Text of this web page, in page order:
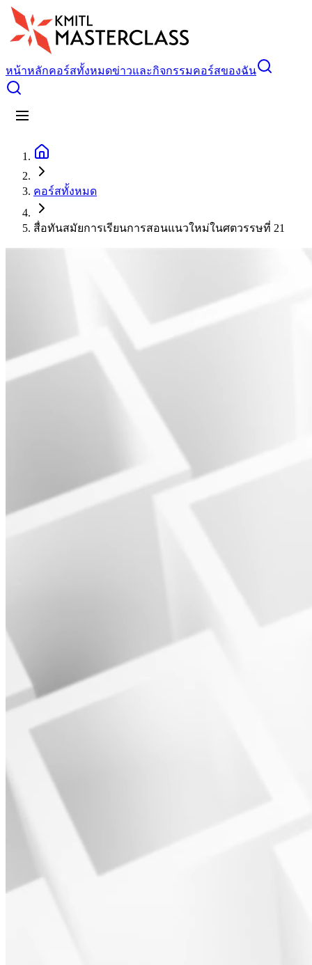
หน้าหลักคอร์สทั้งหมดข่าวและกิจกรรมคอร์สของฉัน
คอร์สทั้งหมด
สื่อทันสมัยการเรียนการสอนแนวใหม่ในศตวรรษที่ 21